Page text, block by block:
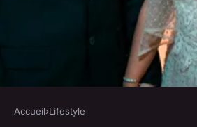
LIFESTYLE
Accueil›Lifestyle